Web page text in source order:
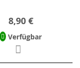
8,90 €
Verfügbar